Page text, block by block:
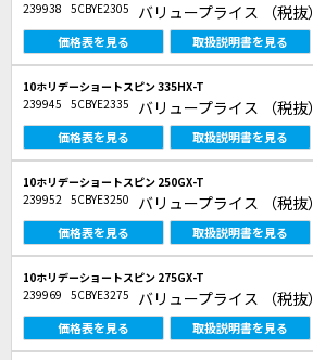
239938 5CBYE2305 バリュープライス （税抜）
価格表を見る 取扱説明書を見る
10ホリデーショートスピン 335HX-T
239945 5CBYE2335 バリュープライス （税抜）
価格表を見る 取扱説明書を見る
10ホリデーショートスピン 250GX-T
239952 5CBYE3250 バリュープライス （税抜）
価格表を見る 取扱説明書を見る
10ホリデーショートスピン 275GX-T
239969 5CBYE3275 バリュープライス （税抜）
価格表を見る 取扱説明書を見る